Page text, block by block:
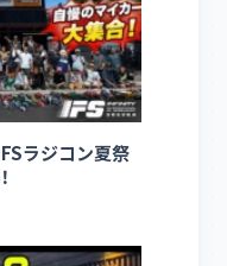
ラジコン夏祭